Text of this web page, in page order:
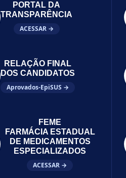
PORTAL DA
TRANSPARÊNCIA
ACESSAR →
RELAÇÃO FINAL
DOS CANDIDATOS
Aprovados-EpiSUS →
FEME
FARMÁCIA ESTADUAL
DE MEDICAMENTOS
ESPECIALIZADOS
ACESSAR →